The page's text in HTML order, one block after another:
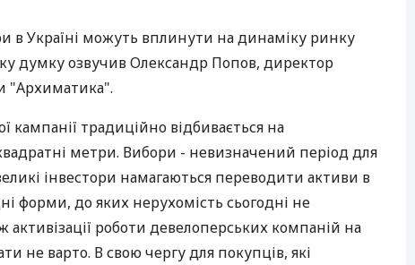
КАРТОК
ПУТІВНИКИ ПО
БАНКІВСЬКИХ КАРТКАХ
в Україні можуть вплинути на динаміку ринку
думку озвучив Олександр Попов, директор
"Архиматика".
кампанії традиційно відбивається на
метри. Вибори - невизначений період для
інвестори намагаються переводити активи в
форми, до яких нерухомість сьогодні не
активізації роботи девелоперських компаній на
не варто. В свою чергу для покупців, які